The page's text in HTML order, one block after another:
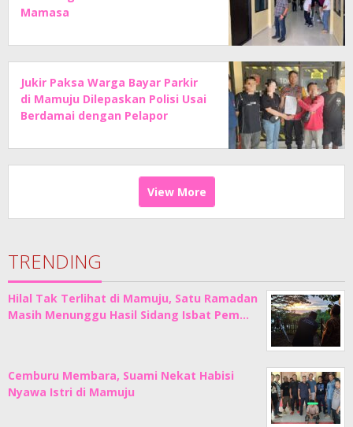
Mamasa
Jukir Paksa Warga Bayar Parkir
di Mamuju Dilepaskan Polisi Usai
Berdamai dengan Pelapor
View More
TRENDING
Hilal Tak Terlihat di Mamuju, Satu Ramadan
Masih Menunggu Hasil Sidang Isbat Pem…
Cemburu Membara, Suami Nekat Habisi
Nyawa Istri di Mamuju